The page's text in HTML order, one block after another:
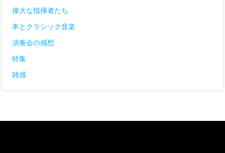
偉大な指揮者たち
本とクラシック音楽
演奏会の感想
特集
雑感